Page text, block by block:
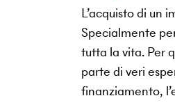
L’acquisto di un
Specialmente
tutta la vita. Per
parte di veri
finanziamento,